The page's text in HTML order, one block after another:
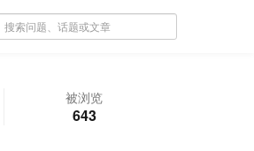
被浏览
643